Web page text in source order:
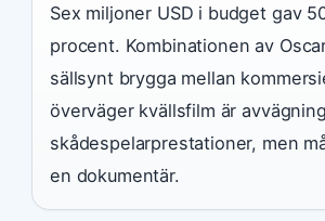
Sex miljoner USD i budget gav
procent. Kombinationen av
sällsynt brygga mellan
överväger kvällsfilm är
skådespelarprestationer, men
en dokumentär.